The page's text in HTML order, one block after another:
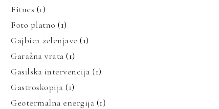
Fitnes (1)
Foto platno (1)
Gajbica zelenjave (1)
Garažna vrata (1)
Gasilska intervencija (1)
Gastroskopija (1)
Geotermalna energija (1)